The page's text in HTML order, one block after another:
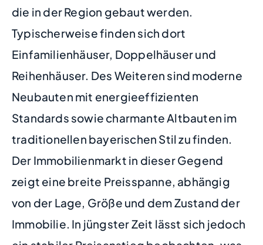
die in der Region gebaut werden.
Typischerweise finden sich dort
Einfamilienhäuser, Doppelhäuser und
Reihenhäuser. Des Weiteren sind moderne
Neubauten mit energieeffizienten
Standards sowie charmante Altbauten im
traditionellen bayerischen Stil zu finden.
Der Immobilienmarkt in dieser Gegend
zeigt eine breite Preisspanne, abhängig
von der Lage, Größe und dem Zustand der
Immobilie. In jüngster Zeit lässt sich jedoch